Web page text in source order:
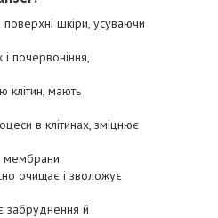
шкіри, усуваючи
почервоніння,
клітин, мають
в клітинах, зміцнює
мембрани.
очищає і зволожує
забруднення й